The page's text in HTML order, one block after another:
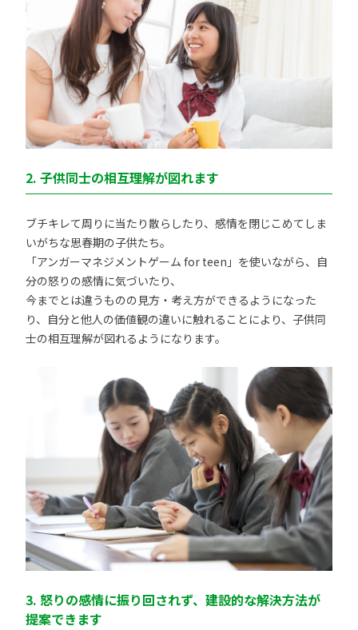
2. 子供同士の相互理解が図れます
ブチキレて周りに当たり散らしたり、感情を閉じこめてしま
いがちな思春期の子供たち。
「アンガーマネジメントゲーム for teen」を使いながら、自
分の怒りの感情に気づいたり、
今までとは違うものの見方・考え方ができるようになった
り、自分と他人の価値観の違いに触れることにより、子供同
士の相互理解が図れるようになります。
3. 怒りの感情に振り回されず、建設的な解決方法が
提案できます